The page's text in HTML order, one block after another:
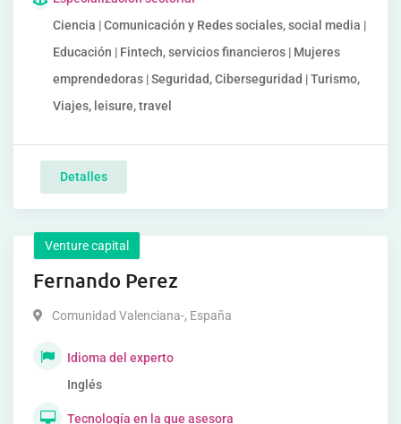
Ciencia | Comunicación y Redes sociales, social media |
Educación | Fintech, servicios financieros | Mujeres
emprendedoras | Seguridad, Ciberseguridad | Turismo,
Viajes, leisure, travel
Detalles
Venture capital
Fernando Perez
Comunidad Valenciana-, España
Idioma del experto
Inglés
Tecnología en la que asesora